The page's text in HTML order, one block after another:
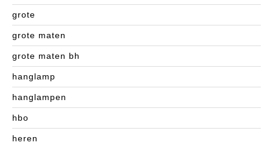
grote
grote maten
grote maten bh
hanglamp
hanglampen
hbo
heren